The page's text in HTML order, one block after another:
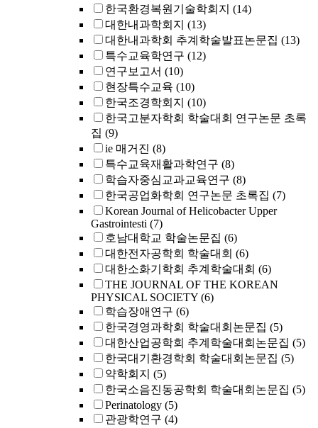
한국환경복원기술학회지 (14)
대한내과학회지 (13)
대한내과학회 추계학술발표논문집 (13)
특수교육학연구 (12)
연구보고서 (10)
현장특수교육 (10)
한국조경학회지 (10)
한국고분자학회 학술대회 연구논문 초록
집 (9)
ie 매거진 (8)
특수교육재활과학연구 (8)
학습자중심교과교육연구 (8)
한국공업화학회 연구논문 초록집 (7)
Korean Journal of Helicobacter Upper
Gastrointesti (7)
호남대학교 학술논문집 (6)
대한전자공학회 학술대회 (6)
대한소화기학회 추계학술대회 (6)
THE JOURNAL OF THE KOREAN
PHYSICAL SOCIETY (6)
학습장애연구 (6)
한국경영과학회 학술대회논문집 (5)
대한산업공학회 추계학술대회논문집 (5)
한국대기환경학회 학술대회논문집 (5)
약학회지 (5)
한국소음진동공학회 학술대회논문집 (5)
Perinatology (5)
관광학연구 (4)